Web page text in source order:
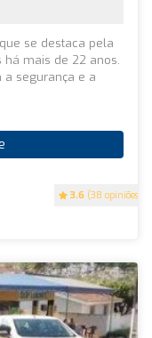
3.6 (38 opiniões)
se destaca pela
mais de 22 anos.
segurança e a